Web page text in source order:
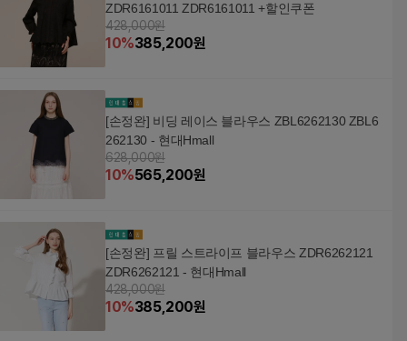
ZDR6161011 ZDR6161011 +할인쿠폰
428,000원
10%385,200원
[손정완] 비딩 레이스 블라우스 ZBL6262130 ZBL6
262130 - 현대Hmall
628,000원
10%565,200원
[손정완] 프릴 스트라이프 블라우스 ZDR6262121
ZDR6262121 - 현대Hmall
428,000원
10%385,200원